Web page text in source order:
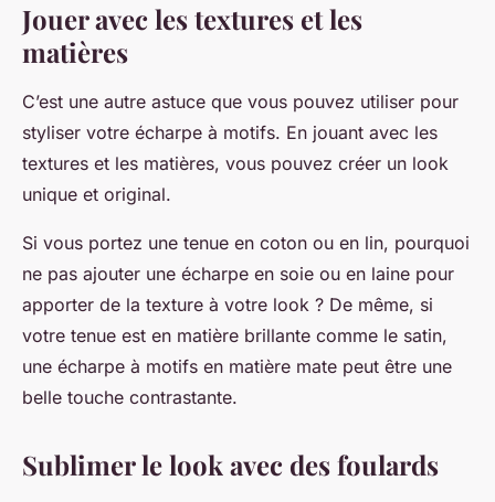
Jouer avec les textures et les
matières
C’est une autre astuce que vous pouvez utiliser pour
styliser votre écharpe à motifs. En jouant avec les
textures et les matières, vous pouvez créer un look
unique et original.
Si vous portez une tenue en coton ou en lin, pourquoi
ne pas ajouter une écharpe en soie ou en laine pour
apporter de la texture à votre look ? De même, si
votre tenue est en matière brillante comme le satin,
une écharpe à motifs en matière mate peut être une
belle touche contrastante.
Sublimer le look avec des foulards